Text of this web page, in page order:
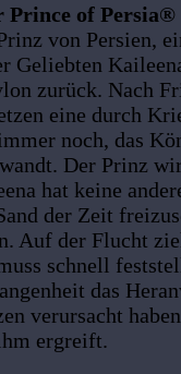
Prince of
von Persien,
Geliebten
zurück. Nach
eine durch
noch, das
Der Prinz
hat keine
der Zeit
Auf der Flucht
schnell
das
verursacht
ergreift.